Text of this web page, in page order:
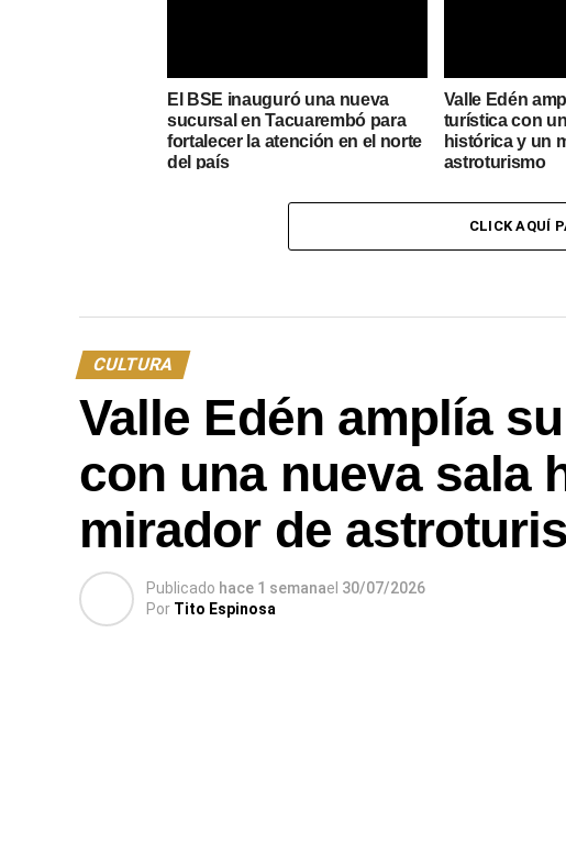
El BSE inauguró una nueva
sucursal en Tacuarembó para
fortalecer la atención en el norte
del país
Valle Edén
turística con
histórica y un
astroturismo
CLICK AQUÍ
CULTURA
Valle Edén amplía
con una nueva sala
mirador de
Publicado hace 1 semanael 30/07/2026
Por Tito Espinosa